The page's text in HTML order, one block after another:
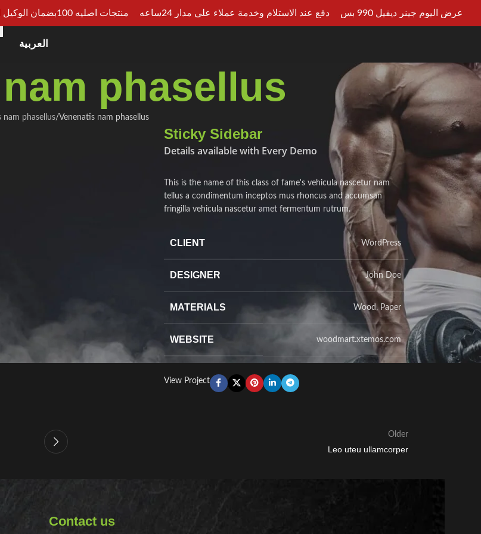
HOMESHOPCATEGORIESARTICLESCONSULT AN EXPERT
العربية
phasellus
nam phasellus Venenatis nam phasellus
Sticky Sidebar
Details available with Every Demo
This is the name of this class of fame's vehicula nascetur nam
tellus a condimentum inceptos mus rhoncus and accumsan
fringilla vehicula nascetur amet fermentum rutrum.
CLIENT WordPress
DESIGNER John Doe
MATERIALS Wood, Paper
WEBSITE woodmart.xtemos.com
View Project
Older
Leo uteu ullamcorper
Contact us
عرض اليوم جينر ديفيل 990 بس دفع عند الاستلام وخدمة عملاء علي مدار 24ساعه منتجات اصليه 100بضمان الوكيل الرسمي